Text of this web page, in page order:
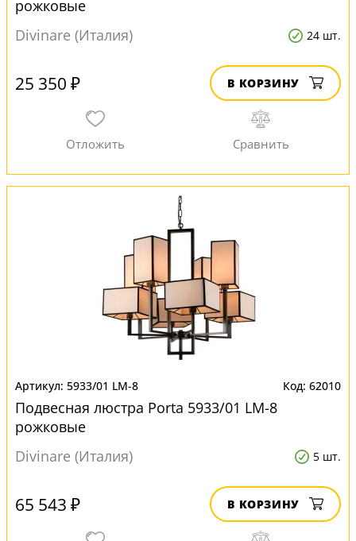
рожковые
Divinare (Италия)
24 шт.
25 350 ₽ В КОРЗИНУ
5933/01 LM-8 62010
Подвесная люстра Porta 5933/01 LM-8
рожковые
Divinare (Италия)
5 шт.
65 543 ₽ В КОРЗИНУ